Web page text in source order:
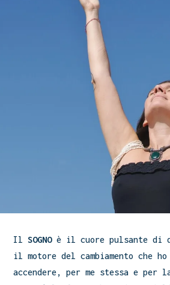
IlSOGNOè il cuore pulsante di
il motore del cambiamento che
accendere, per me stessa e